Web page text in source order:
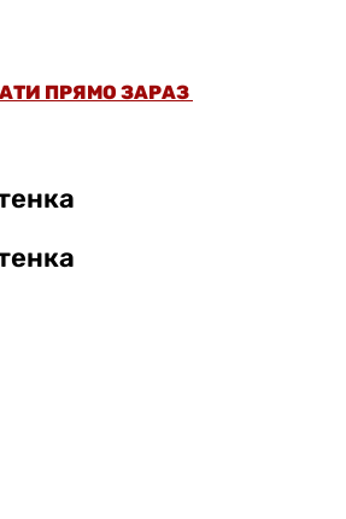
ПРЯМО ЗАРАЗ